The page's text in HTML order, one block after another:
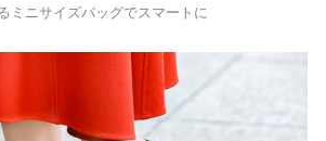
ミニサイズバッグでスマートに